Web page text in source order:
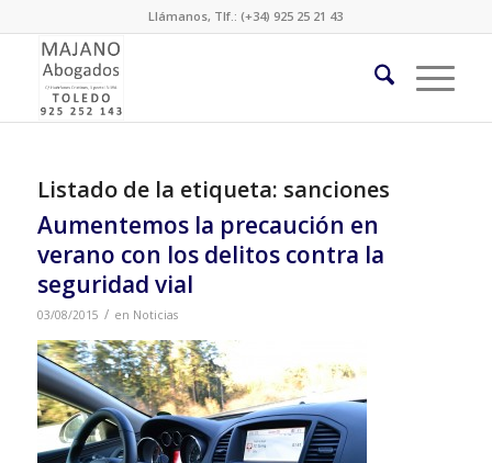
Llámanos, Tlf.: (+34) 925 25 21 43
Listado de la etiqueta: sanciones
Aumentemos la precaución en
verano con los delitos contra la
seguridad vial
03/08/2015 / en Noticias